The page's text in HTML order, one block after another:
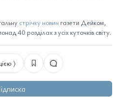
стрічку новин газети Дейком,
40 розділах з усіх куточків світу.
⟩